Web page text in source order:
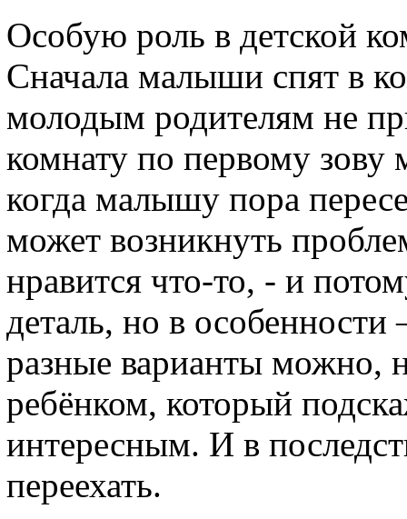
Особую роль в детской
Сначала малыши спят в
молодым родителям не
комнату по первому зову
когда малышу пора
может возникнуть
нравится что-то, - и
деталь, но в
разные варианты можно,
ребёнком, который
интересным. И в
переехать.